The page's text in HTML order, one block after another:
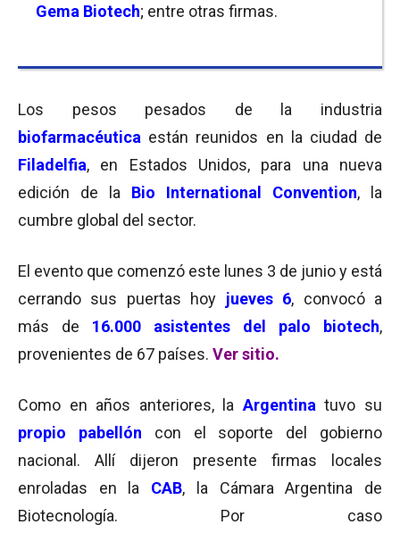
Gema Biotech; entre otras firmas.
Los pesos pesados de la industria
biofarmacéutica están reunidos en la ciudad de
Filadelfia, en Estados Unidos, para una nueva
edición de la
Bio International Convention, la
cumbre global del sector.
El evento que comenzó este lunes 3 de junio y está
cerrando sus puertas hoy jueves 6, convocó a
más de 16.000 asistentes del palo biotech,
provenientes de 67 países. Ver sitio.
Como en años anteriores, la Argentina tuvo su
propio pabellón con el soporte del gobierno
nacional. Allí dijeron presente firmas locales
enroladas en la CAB, la Cámara Argentina de
Biotecnología. Por caso